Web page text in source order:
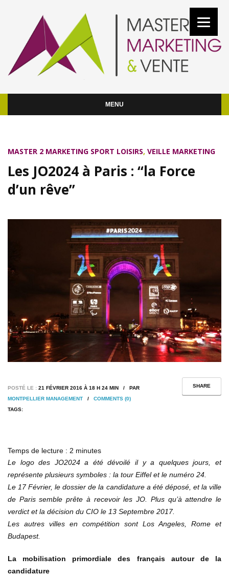
MENU
MASTER 2 MARKETING SPORT LOISIRS, VEILLE MARKETING
Les JO2024 à Paris : “la Force
d’un rêve”
SHARE
POSTÉ LE : 21 FÉVRIER 2016 À 18 H 24 MIN / PAR
MONTPELLIER MANAGEMENT / COMMENTS (0)
TAGS:
Temps de lecture : 2 minutes
Le logo des JO2024 a été dévoilé il y a quelques jours, et
représente plusieurs symboles : la tour Eiffel et le numéro 24.
Le 17 Février, le dossier de la candidature a été déposé, et la ville
de Paris semble prête à recevoir les JO. Plus qu’à attendre le
verdict et la décision du CIO le 13 Septembre 2017.
Les autres villes en compétition sont Los Angeles, Rome et
Budapest.
La mobilisation primordiale des français autour de la
candidature